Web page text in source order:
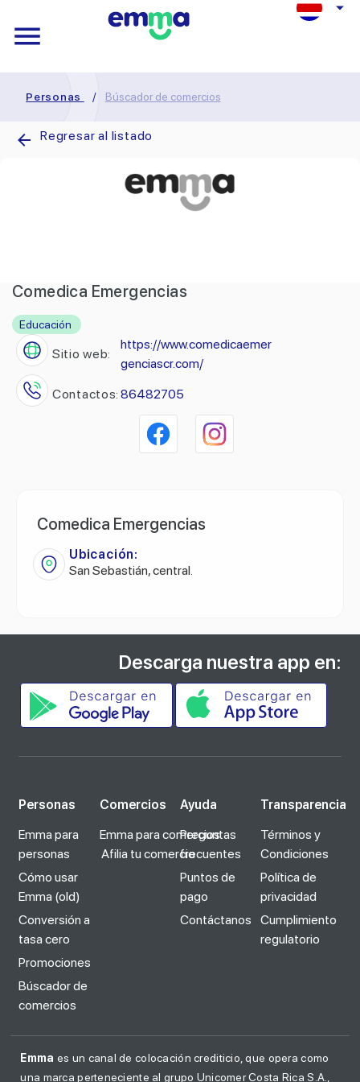
Personas / Búscador de comercios
Regresar al listado
Comedica Emergencias
Educación
Sitio web:
https://www.comedicaemer
genciascr.com/
Contactos: 86482705
Comedica Emergencias
Ubicación:
San Sebastián, central.
Descarga nuestra app en:
Personas
Emma para
personas
Cómo usar
Emma (old)
Conversión a
tasa cero
Promociones
Búscador de
comercios
Comercios
Emma para comercios
Afilia tu comercio
Ayuda
Preguntas
frecuentes
Puntos de
pago
Contáctanos
Transparencia
Términos y
Condiciones
Política de
privacidad
Cumplimiento
regulatorio
Emma es un canal de colocación crediticio, que opera como
una marca perteneciente al grupo Unicomer Costa Rica S.A.,